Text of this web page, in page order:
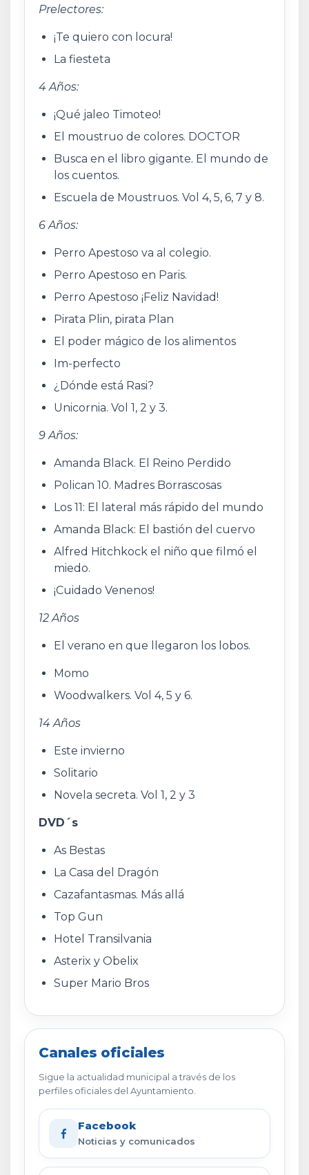
Prelectores:
¡Te quiero con locura!
La fiesteta
4 Años:
¡Qué jaleo Timoteo!
El moustruo de colores. DOCTOR
Busca en el libro gigante. El mundo de
los cuentos.
Escuela de Moustruos. Vol 4, 5, 6, 7 y 8.
6 Años:
Perro Apestoso va al colegio.
Perro Apestoso en Paris.
Perro Apestoso ¡Feliz Navidad!
Pirata Plin, pirata Plan
El poder mágico de los alimentos
Im-perfecto
¿Dónde está Rasi?
Unicornia. Vol 1, 2 y 3.
9 Años:
Amanda Black. El Reino Perdido
Polican 10. Madres Borrascosas
Los 11: El lateral más rápido del mundo
Amanda Black: El bastión del cuervo
Alfred Hitchkock el niño que filmó el
miedo.
¡Cuidado Venenos!
12 Años
El verano en que llegaron los lobos.
Momo
Woodwalkers. Vol 4, 5 y 6.
14 Años
Este invierno
Solitario
Novela secreta. Vol 1, 2 y 3
DVD´s
As Bestas
La Casa del Dragón
Cazafantasmas. Más allá
Top Gun
Hotel Transilvania
Asterix y Obelix
Super Mario Bros
Canales oficiales
Sigue la actualidad municipal a través de los
perfiles oficiales del Ayuntamiento.
Facebook
Noticias y comunicados